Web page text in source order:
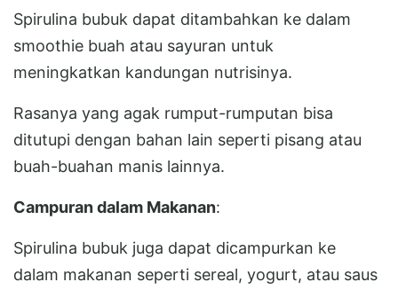
Spirulina bubuk dapat ditambahkan ke dalam
smoothie buah atau sayuran untuk
meningkatkan kandungan nutrisinya.
Rasanya yang agak rumput-rumputan bisa
ditutupi dengan bahan lain seperti pisang atau
buah-buahan manis lainnya.
Campuran dalam Makanan:
Spirulina bubuk juga dapat dicampurkan ke
dalam makanan seperti sereal, yogurt, atau saus